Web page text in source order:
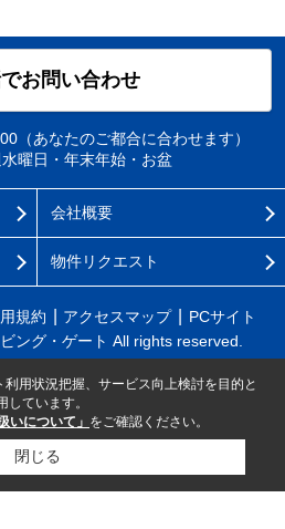
お問い合わせ
（あなたのご都合に合わせます）
曜日・年末年始・お盆
会社概要
物件リクエスト
規約 アクセスマップ
PCサイト
ング・ゲート All rights reserved.
用状況把握、サービス向上検討を目的と
ています。
いについて」 をご確認ください。
閉じる